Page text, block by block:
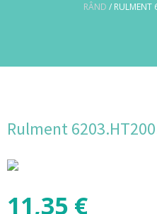
RÂND / RULMENT
Rulment
11,35 €